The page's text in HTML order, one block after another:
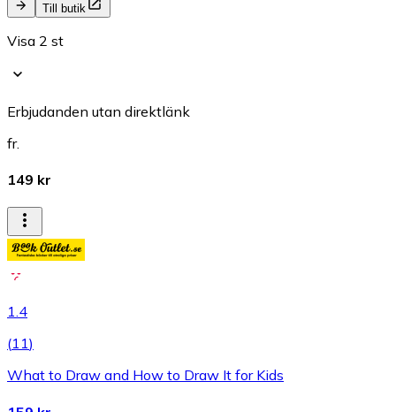
Till butik
Visa 2 st
Erbjudanden utan direktlänk
fr.
149 kr
1.4
(11)
What to Draw and How to Draw It for Kids